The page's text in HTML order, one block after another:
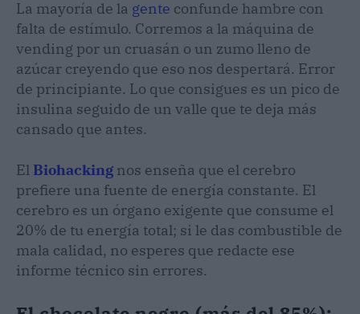
La mayoría de la gente confunde hambre con
falta de estímulo. Corremos a la máquina de
vending por un cruasán o un zumo lleno de
azúcar creyendo que eso nos despertará. Error
de principiante. Lo que consigues es un pico de
insulina seguido de un valle que te deja más
cansado que antes.
El Biohacking nos enseña que el cerebro
prefiere una fuente de energía constante. El
cerebro es un órgano exigente que consume el
20% de tu energía total; si le das combustible de
mala calidad, no esperes que redacte ese
informe técnico sin errores.